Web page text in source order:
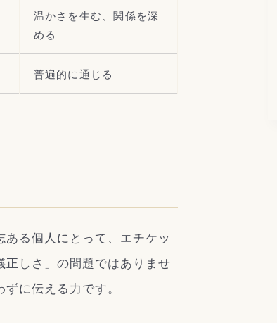
温かさを生む、関係を深
める
普遍的に通じる
る個人にとって、エチケッ
正しさ」の問題ではありませ
に伝える力です。